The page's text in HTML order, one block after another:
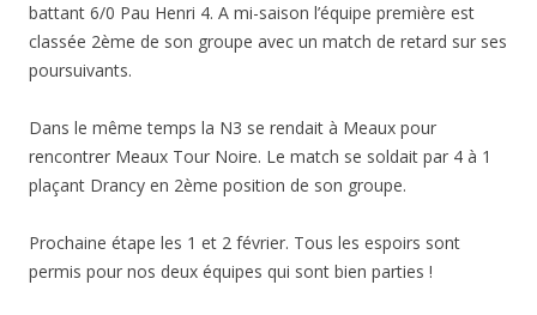
battant 6/0 Pau Henri 4. A mi-saison l’équipe première est
classée 2ème de son groupe avec un match de retard sur ses
poursuivants.
Dans le même temps la N3 se rendait à Meaux pour
rencontrer Meaux Tour Noire. Le match se soldait par 4 à 1
plaçant Drancy en 2ème position de son groupe.
Prochaine étape les 1 et 2 février. Tous les espoirs sont
permis pour nos deux équipes qui sont bien parties !